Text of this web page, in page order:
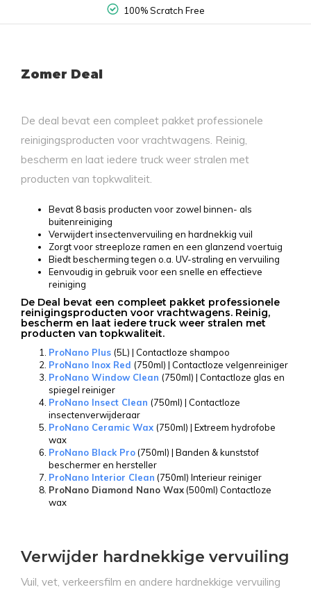
100% Scratch Free
Zomer Deal
De deal bevat een compleet pakket professionele
reinigingsproducten voor vrachtwagens. Reinig,
bescherm en laat iedere truck weer stralen met
producten van topkwaliteit.
Bevat 8 basis producten voor zowel binnen- als
buitenreiniging
Verwijdert insectenvervuiling en hardnekkig vuil
Zorgt voor streeploze ramen en een glanzend voertuig
Biedt bescherming tegen o.a. UV-straling en vervuiling
Eenvoudig in gebruik voor een snelle en effectieve
reiniging
De Deal bevat een compleet pakket professionele
reinigingsproducten voor vrachtwagens. Reinig,
bescherm en laat iedere truck weer stralen met
producten van topkwaliteit.
ProNano Plus (5L) | Contactloze shampoo
ProNano Inox Red (750ml) | Contactloze velgenreiniger
ProNano Window Clean (750ml) | Contactloze glas en
spiegel reiniger
ProNano Insect Clean (750ml) | Contactloze
insectenverwijderaar
ProNano Ceramic Wax (750ml) | Extreem hydrofobe
wax
ProNano Black Pro (750ml) | Banden & kunststof
beschermer en hersteller
ProNano Interior Clean (750ml) Interieur reiniger
ProNano Diamond Nano Wax (500ml) Contactloze
wax
Verwijder hardnekkige vervuiling
Vuil, vet, verkeersfilm en andere hardnekkige vervuiling